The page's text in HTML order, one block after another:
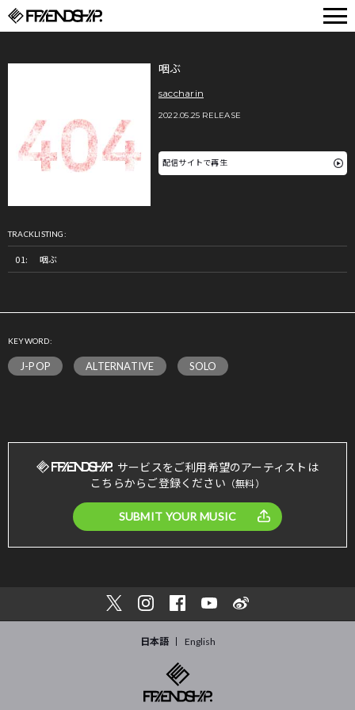
咽ぶ
saccharin
2022.05.25 RELEASE
配信サイトで再生
TRACKLISTING:
咽ぶ
KEYWORD:
J-POP ALTERNATIVE SOLO
サービスをご利用希望のアーティストは
こちらからご登録ください （無料）
SUBMIT YOUR MUSIC
日本語 English